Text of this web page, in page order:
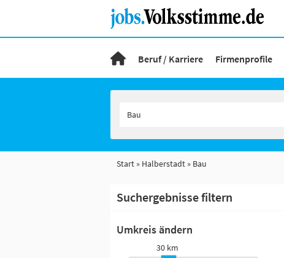
Beruf / Karriere Firmenprofile
Start Halberstadt Bau
Suchergebnisse filtern
Umkreis ändern
30 km